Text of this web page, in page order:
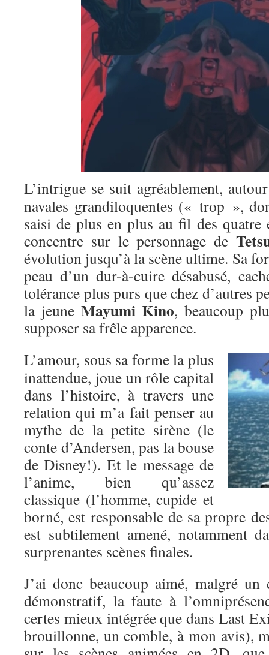
L’intrigue se suit agréablement,
navales grandiloquentes (« trop »,
saisi de plus en plus au fil des quatre
concentre sur le personnage de
évolution jusqu’à la scène ultime. Sa
peau d’un dur-à-cuire désabusé,
tolérance plus purs que chez d’autres
la jeune Mayumi Kino, beaucoup
supposer sa frêle apparence.
L’amour, sous sa forme la plus
inattendue, joue un rôle capital
dans l’histoire, à travers une
relation qui m’a fait penser au
mythe de la petite sirène (le
conte d’Andersen, pas la bouse
de Disney!). Et le message de
l’anime, bien qu’assez
classique (l’homme, cupide et
borné, est responsable de sa propre
est subtilement amené, notamment
surprenantes scènes finales.
J’ai donc beaucoup aimé, malgré
démonstratif, la faute à
certes mieux intégrée que dans Last
brouillonne, un comble, à mon avis),